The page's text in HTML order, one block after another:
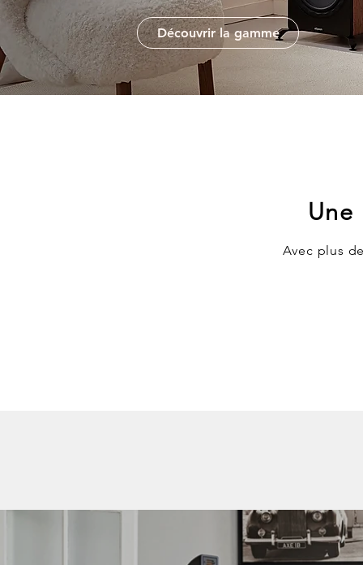
Découvrir la gamme
Une
Avec plus